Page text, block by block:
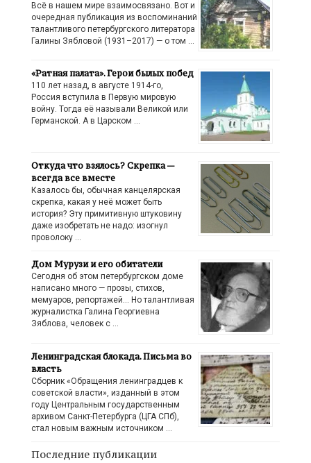
Всё в нашем мире взаимосвязано. Вот и
очередная публикация из воспоминаний
талантливого петербургского литератора
Галины Зябловой (1931–2017) — о том …
«Ратная палата». Герои былых побед
110 лет назад, в августе 1914-го,
Россия вступила в Первую мировую
войну. Тогда её называли Великой или
Германской. А в Царском …
Откуда что взялось? Скрепка —
всегда все вместе
Казалось бы, обычная канцелярская
скрепка, какая у неё может быть
история? Эту примитивную штуковину
даже изобретать не надо: изогнул
проволоку …
Дом Мурузи и его обитатели
Сегодня об этом петербургском доме
написано много — прозы, стихов,
мемуаров, репортажей… Но талантливая
журналистка Галина Георгиевна
Зяблова, человек с …
Ленинградская блокада. Письма во
власть
Сборник «Обращения ленинградцев к
советской власти», изданный в этом
году Центральным государственным
архивом Санкт-Петербурга (ЦГА СПб),
стал новым важным источником …
Последние публикации